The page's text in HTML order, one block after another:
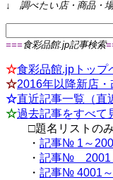
↓ 調べたい店・商品・
===食彩品館.jp記事検索
☆食彩品館.jpトップ
☆2016年以降新店・
☆直近記事一覧（直
☆過去記事をすべて
□題名リストのみ
・ 記事№ 1～
・ 記事№ 2001
・ 記事№ 4001